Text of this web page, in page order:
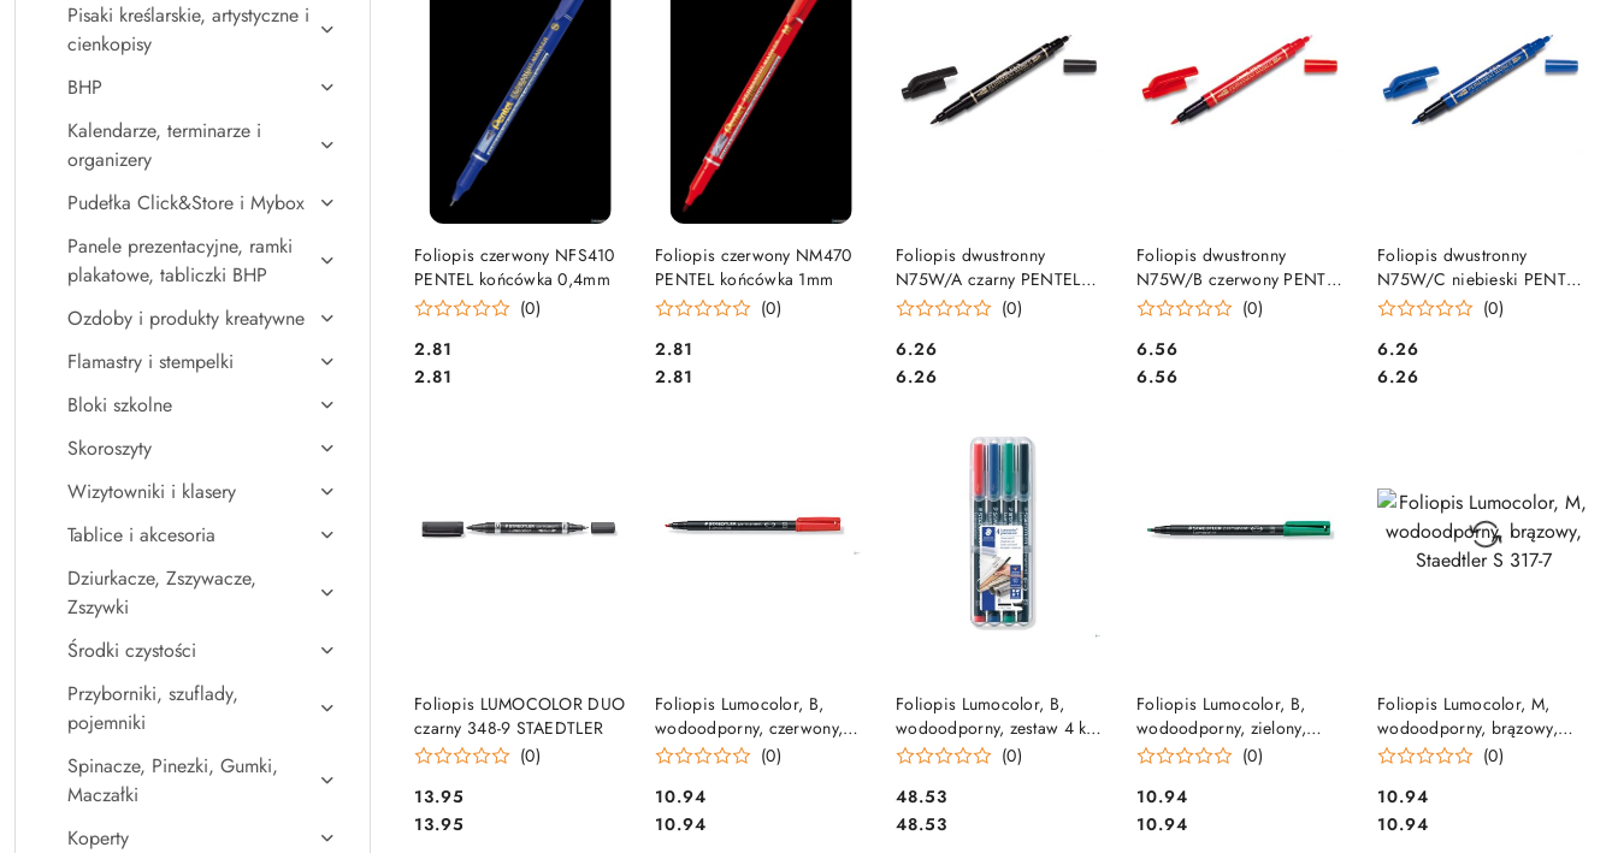
Pisaki kreślarskie, artystyczne i
cienkopisy
BHP
Kalendarze, terminarze i
organizery
Pudełka Click&Store i Mybox
Panele prezentacyjne, ramki
plakatowe, tabliczki BHP
Ozdoby i produkty kreatywne
Flamastry i stempelki
Bloki szkolne
Skoroszyty
Wizytowniki i klasery
Tablice i akcesoria
Dziurkacze, Zszywacze,
Zszywki
Środki czystości
Przyborniki, szuflady,
pojemniki
Spinacze, Pinezki, Gumki,
Maczałki
Koperty
Foliopis czerwony NFS410
PENTEL końcówka 0,4mm
(0)
Cena:
2.81
Cena:
2.81
DO KOSZYKA
Foliopis czerwony NM470
PENTEL końcówka 1mm
(0)
Cena:
2.81
Cena:
2.81
DO KOSZYKA
Foliopis dwustronny
N75W/A czarny PENTEL
N75W-A
(0)
Cena:
6.26
Cena:
6.26
DO KOSZYKA
Foliopis dwustronny
N75W/B czerwony PENTEL
N75W-B
(0)
Cena:
6.56
Cena:
6.56
DO KOSZYKA
Foliopis dwustronny
N75W/C niebieski PENTEL
N75W-C
(0)
Cena:
6.26
Cena:
6.26
DO KOSZYKA
Foliopis LUMOCOLOR DUO
czarny 348-9 STAEDTLER
(0)
Cena:
13.95
Cena:
13.95
DO KOSZYKA
Foliopis Lumocolor, B,
wodoodporny, czerwony,
Staedtler S 314-2
(0)
Cena:
10.94
Cena:
10.94
DO KOSZYKA
Foliopis Lumocolor, B,
wodoodporny, zestaw 4 kol.
(2, 3, 5, 9) w etui box,
(0)
Cena:
48.53
Cena:
48.53
DO KOSZYKA
Foliopis Lumocolor, B,
wodoodporny, zielony,
Staedtler S 314-5
(0)
Cena:
10.94
Cena:
10.94
DO KOSZYKA
Foliopis Lumocolor, M,
wodoodporny, brązowy,
Staedtler S 317-7
(0)
Cena:
10.94
Cena:
10.94
DO KOSZYKA